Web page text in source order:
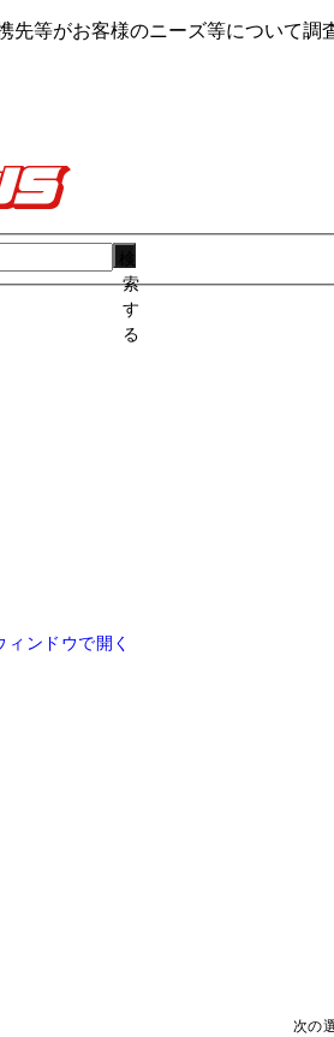
先等がお客様のニーズ等について
索
す
る
ィンドウで開く
次の